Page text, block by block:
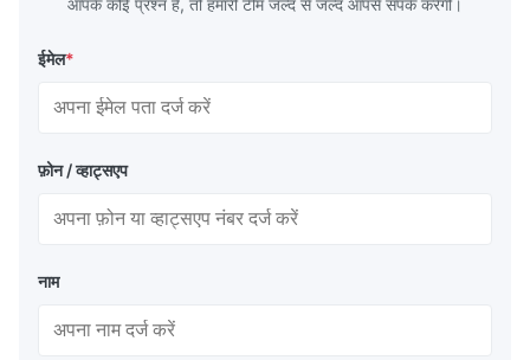
आपके कोई प्रश्न हैं, तो हमारी टीम जल्द से जल्द आपसे संपर्क करेगी।
ईमेल*
फ़ोन / व्हाट्सएप
नाम